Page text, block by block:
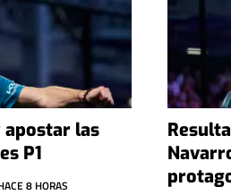
apostar las
P1
8 HORAS